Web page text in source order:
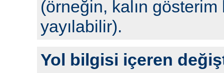
(örneğin, kalın
yayılabilir).
Yol bilgisi içeren